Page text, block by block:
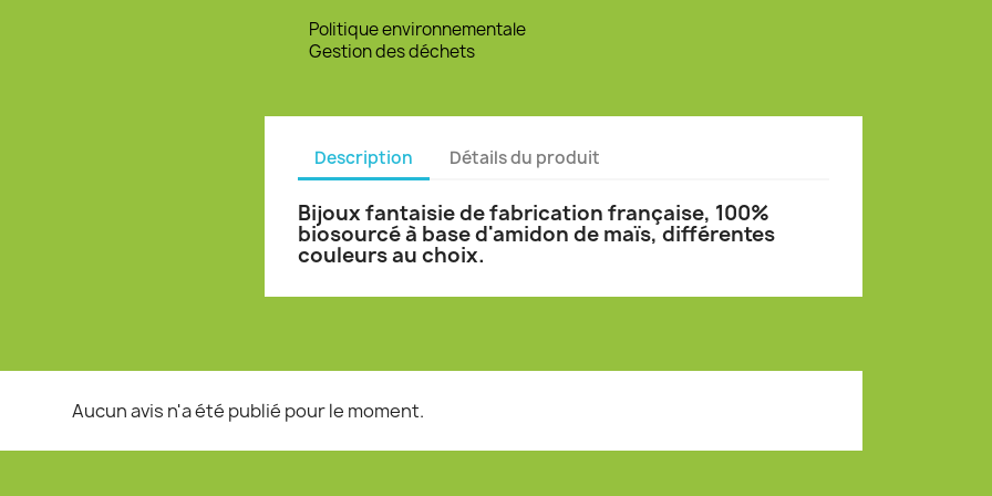
Politique environnementale
Gestion des déchets
Description Détails du produit
Bijoux fantaisie de fabrication française, 100%
biosourcé à base d'amidon de maïs, différentes
couleurs au choix.
Aucun avis n'a été publié pour le moment.